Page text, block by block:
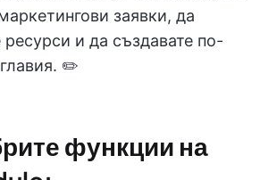
заявки, да
ресурси и да създавате по-
✏️
функции на